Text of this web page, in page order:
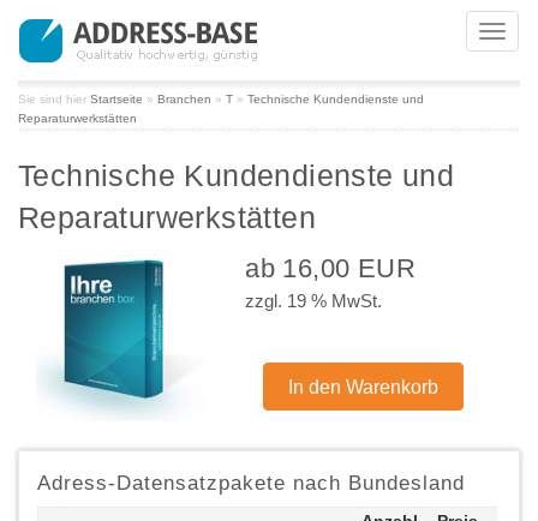
Sie sind hier Startseite » Branchen » T » Technische Kundendienste und
Reparaturwerkstätten
Technische Kundendienste und
Reparaturwerkstätten
ab 16,00 EUR
zzgl. 19 % MwSt.
Adress-Datensatzpakete nach Bundesland